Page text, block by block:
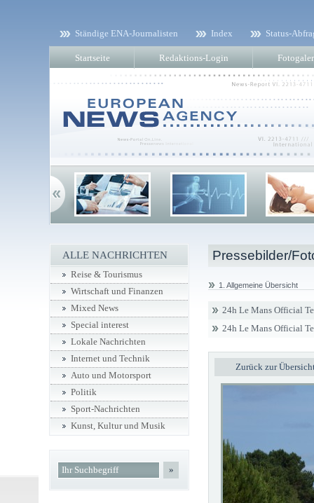
Ständige ENA-Journalisten Index Status-
Startseite Redaktions-Login
Pressebilder/
1. Allgemeine Übersicht
24h Le Mans Official
24h Le Mans Official
Zurück zur
ALLE NACHRICHTEN
Reise & Tourismus
Wirtschaft und Finanzen
Mixed News
Special interest
Lokale Nachrichten
Internet und Technik
Auto und Motorsport
Politik
Sport-Nachrichten
Kunst, Kultur und Musik
»